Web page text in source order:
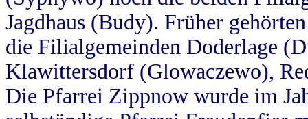
Jagdhaus (Budy). Früher
die Filialgemeinden Doderlage
Klawittersdorf (Glowaczewo),
Die Pfarrei Zippnow wurde im